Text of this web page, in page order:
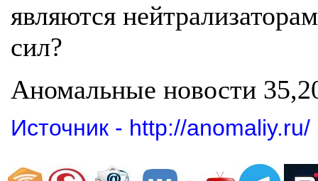
являются
сил?
Аномальные новости
Источник - http://anomaliy.ru/